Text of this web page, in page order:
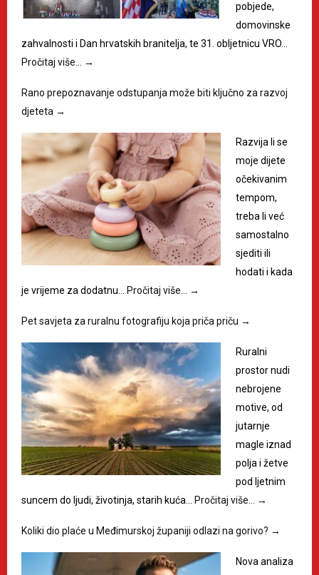
pobjede,
domovinske
zahvalnosti i Dan hrvatskih branitelja, te 31. obljetnicu VRO…
Pročitaj više…
→
Rano prepoznavanje odstupanja može biti ključno za razvoj
djeteta →
Razvija li se
moje dijete
očekivanim
tempom,
treba li već
samostalno
sjediti ili
hodati i kada
je vrijeme za dodatnu…
Pročitaj više… →
Pet savjeta za ruralnu fotografiju koja priča priču →
Ruralni
prostor nudi
nebrojene
motive, od
jutarnje
magle iznad
polja i žetve
pod ljetnim
suncem do ljudi, životinja, starih kuća…
Pročitaj više… →
Koliki dio plaće u Međimurskoj županiji odlazi na gorivo? →
Nova analiza